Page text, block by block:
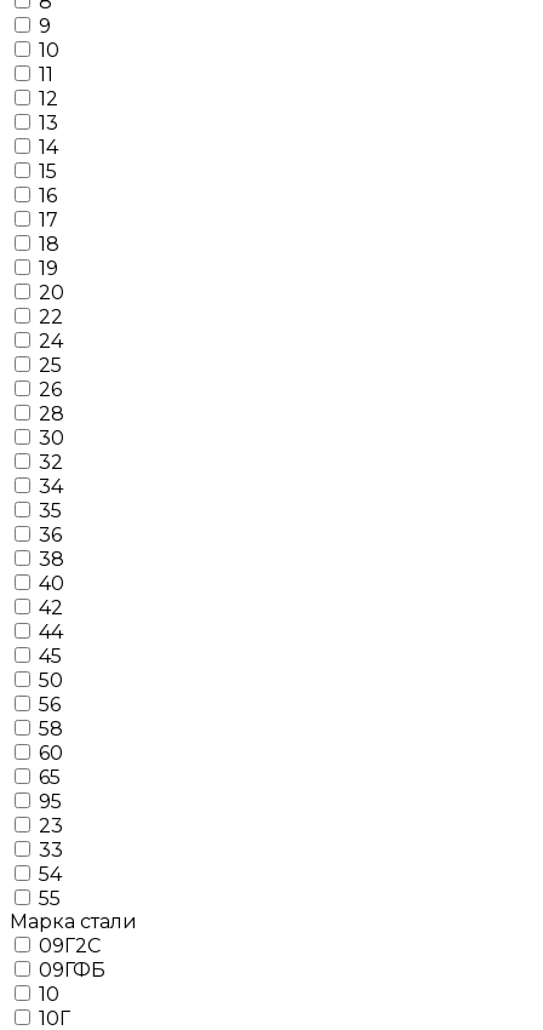
9
10
11
12
13
14
15
16
17
18
19
20
22
24
25
26
28
30
32
34
35
36
38
40
42
44
45
50
56
58
60
65
95
23
33
54
55
Марка стали
09Г2С
09ГФБ
10
10Г